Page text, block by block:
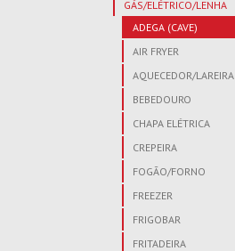
GÁS/ELÉTRICO/LENHA
ADEGA (CAVE)
AIR FRYER
AQUECEDOR/LAREIRA
BEBEDOURO
CHAPA ELÉTRICA
CREPEIRA
FOGÃO/FORNO
FREEZER
FRIGOBAR
FRITADEIRA